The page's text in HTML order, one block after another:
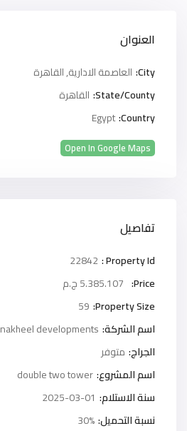
العنوان
City: العاصمة الادارية,القاهرة
State/County: القاهرة
Country:
Egypt
Open In Google Maps
تفاصيل
Property Id :
22842
Price:
Property Size:
59
اسم الشركة: nakheel developments
الجراج: متوفر
اسم المشروع:double two tower
سنة الاستلام: 2025-03-01
نسبة التحميل:30%